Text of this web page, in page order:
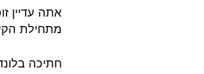
אתה עדיין
מתחילת
חתיכה